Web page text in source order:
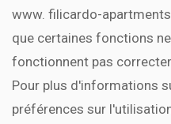
www. filicardo-
que certaines fonctions
fonctionnent pas
Pour plus d'informations
préférences sur